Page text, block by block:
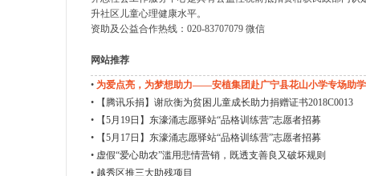
升社区儿童心理健康水平。
资助及公益合作热线：020-83707079 微信
网站推荐
• 为爱点亮，为梦想助力——安植集团赴广宁县花山小学专场助
束
•
【腾讯乐捐】谢欣衡为贫困儿童成长助力捐赠证书2018C0013
•
【5月19日】东濠涌志愿驿站“品格训练营”志愿者招募
•
【5月17日】东濠涌志愿驿站“品格训练营”志愿者招募
• 虚假“爱心助农”滥用悲情营销，既透支善良又破坏规则
• 越秀区推三大助残项目